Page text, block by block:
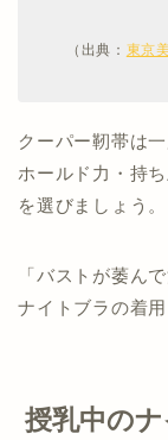
（出典： 東京
クーパー靭帯は
ホールド力・持
を選びましょう。
「バストが萎ん
ナイトブラの着
授乳中の